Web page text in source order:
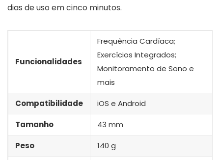
dias de uso em cinco minutos.
Funcionalidades
Frequência Cardíaca;
Exercícios Integrados;
Monitoramento de Sono e
mais
Compatibilidade iOS e Android
Tamanho 43 mm
Peso 140 g